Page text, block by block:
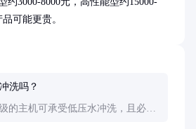
可能更贵。
洗吗？
的主机可承受低压水冲洗，且必须